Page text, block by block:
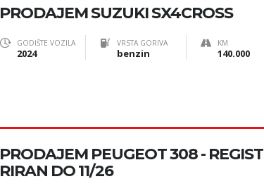
PRODAJEM SUZUKI SX4CROSS
GODIŠTE VOZILA
2024
VRSTA GORIVA
benzin
KM
140.000
PRODAJEM PEUGEOT 308 - REGIST
RIRAN DO 11/26